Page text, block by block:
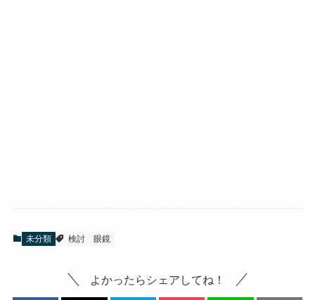
未分類 検討 眼鏡
よかったらシェアしてね！